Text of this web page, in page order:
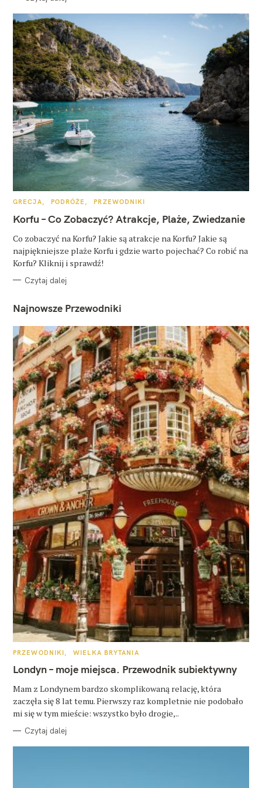
K
T
E
O
R
I
GRECJA PODRÓŻE PRZEWODNIKI
Korfu – Co Zobaczyć? Atrakcje, Plaże, Zwiedzanie
Co zobaczyć na Korfu? Jakie są atrakcje na Korfu? Jakie są
najpiękniejsze plaże Korfu i gdzie warto pojechać? Co robić na
Korfu? Kliknij i sprawdź!
Czytaj dalej
Najnowsze Przewodniki
K
T
E
O
R
I
PRZEWODNIKI WIELKA BRYTANIA
Londyn – moje miejsca. Przewodnik subiektywny
Mam z Londynem bardzo skomplikowaną relację, która
zaczęła się 8 lat temu. Pierwszy raz kompletnie nie podobało
mi się w tym mieście: wszystko było drogie,..
Czytaj dalej